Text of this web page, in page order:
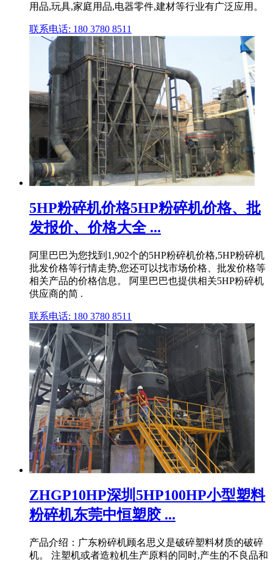
用品,玩具,家庭用品,电器零件,建材等行业有广泛应用。
联系电话: 180 3780 8511
5HP粉碎机价格5HP粉碎机价格、批
发报价、价格大全 ...
阿里巴巴为您找到1,902个的5HP粉碎机价格,5HP粉碎机
批发价格等行情走势,您还可以找市场价格、批发价格等
相关产品的价格信息。 阿里巴巴也提供相关5HP粉碎机
供应商的简 .
联系电话: 180 3780 8511
ZHGP10HP深圳5HP100HP小型塑料
粉碎机东莞中恒塑胶 ...
产品介绍：广东粉碎机顾名思义是破碎塑料材质的破碎
机。 注塑机或者造粒机生产原料的同时,产生的不良品和